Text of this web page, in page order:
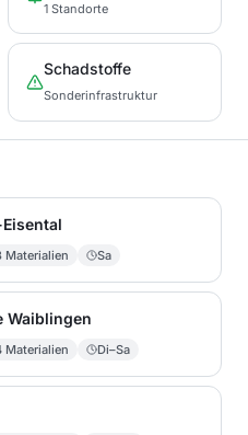
1 Standorte
Schadstoffe
Sonderinfrastruktur
Materialien Sa
Waiblingen
Materialien Di–Sa